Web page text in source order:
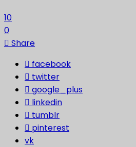
10
0
Share
facebook
twitter
google_plus
linkedin
tumblr
pinterest
vk